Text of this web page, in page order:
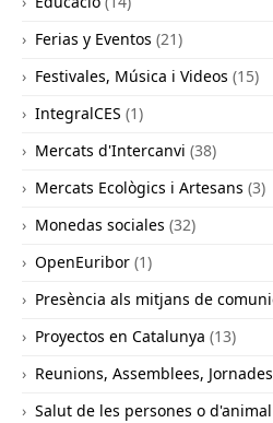
Ferias y Eventos (21)
Festivales, Música i Videos (15)
IntegralCES (1)
Mercats d'Intercanvi (38)
Mercats Ecològics i Artesans (3)
Monedas sociales (32)
OpenEuribor (1)
Presència als mitjans de
Proyectos en Catalunya (13)
Reunions, Assemblees, Jornades
Salut de les persones o d'animal